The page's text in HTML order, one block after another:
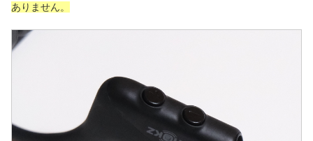
ありません。